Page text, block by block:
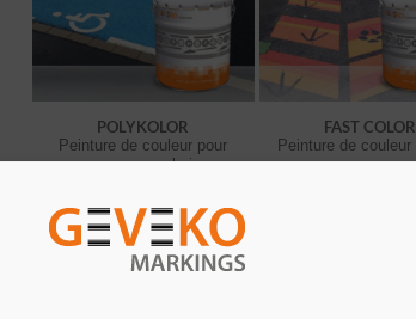
POLYKOLOR
Peinture de couleur pour
marquage urbain
FAST COLOR
Peinture de couleur